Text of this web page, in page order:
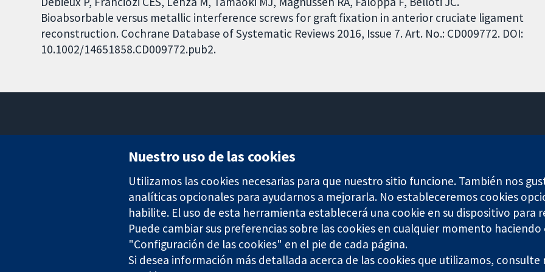
Bioabsorbable versus metallic interference screws for graft fixation in anterior cruciate ligament
reconstruction. Cochrane Database of Systematic Reviews 2016, Issue 7. Art. No.: CD009772. DOI:
10.1002/14651858.CD009772.pub2.
Londres
Reino Unido
The Cochrane Collaboration is a charity (no. 1045921) and a company limited by guarantee (no. 03044323) registered in England &
Nuestro uso de las cookies
Utilizamos las cookies necesarias para que nuestro sitio funcione. También nos
analíticas opcionales para ayudarnos a mejorarla. No estableceremos cookies
habilite. El uso de esta herramienta establecerá una cookie en su dispositivo para
Puede cambiar sus preferencias sobre las cookies en cualquier momento haciendo
"Configuración de las cookies" en el pie de cada página.
Si desea información más detallada acerca de las cookies que utilizamos, consulte